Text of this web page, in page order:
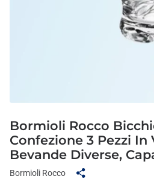
Bormioli Rocco
Confezione 3 Pezzi In
Bevande Diverse,
Bormioli Rocco